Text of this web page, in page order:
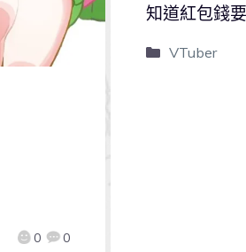
0 0
知道紅包錢
VTuber